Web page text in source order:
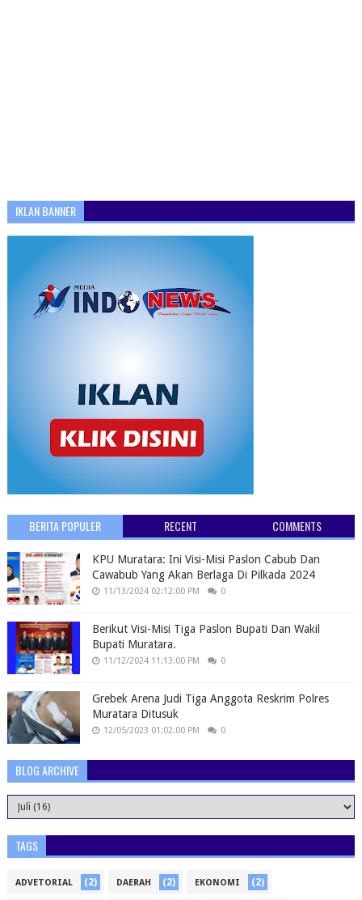
IKLAN BANNER
BERITA POPULER RECENT COMMENTS
KPU Muratara: Ini Visi-Misi Paslon Cabub Dan
Cawabub Yang Akan Berlaga Di Pilkada 2024
11/13/2024 02:12:00 PM 0
Berikut Visi-Misi Tiga Paslon Bupati Dan Wakil
Bupati Muratara.
11/12/2024 11:13:00 PM 0
Grebek Arena Judi Tiga Anggota Reskrim Polres
Muratara Ditusuk
12/05/2023 01:02:00 PM 0
BLOG ARCHIVE
TAGS
ADVETORIAL (2) DAERAH (2) EKONOMI (2)